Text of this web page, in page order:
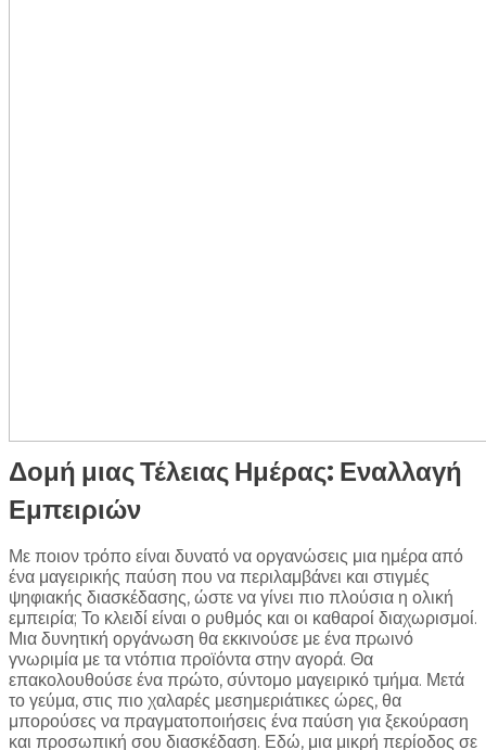
Δομή μιας Τέλειας Ημέρας: Εναλλαγή
Εμπειριών
Με ποιον τρόπο είναι δυνατό να οργανώσεις μια ημέρα από
ένα μαγειρικής παύση που να περιλαμβάνει και στιγμές
ψηφιακής διασκέδασης, ώστε να γίνει πιο πλούσια η ολική
εμπειρία; Το κλειδί είναι ο ρυθμός και οι καθαροί διαχωρισμοί.
Μια δυνητική οργάνωση θα εκκινούσε με ένα πρωινό
γνωριμία με τα ντόπια προϊόντα στην αγορά. Θα
επακολουθούσε ένα πρώτο, σύντομο μαγειρικό τμήμα. Μετά
το γεύμα, στις πιο χαλαρές μεσημεριάτικες ώρες, θα
μπορούσες να πραγματοποιήσεις ένα παύση για ξεκούραση
και προσωπική σου διασκέδαση. Εδώ, μια μικρή περίοδος σε